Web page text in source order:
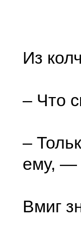
Из
– Что
–
ему, —
Вмиг